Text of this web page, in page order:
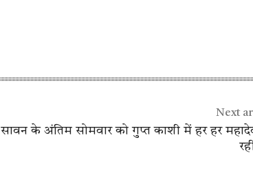
Next
सावन के अंतिम सोमवार को गुप्त काशी में हर हर